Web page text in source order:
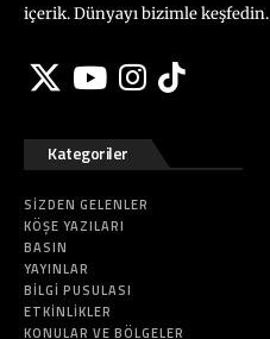
içerik. Dünyayı bizimle keşfedin.
Kategoriler
SIZDEN GELENLER
KÖŞE YAZILARI
BASIN
YAYINLAR
BILGI PUSULASI
ETKINLIKLER
KONULAR VE BÖLGELER